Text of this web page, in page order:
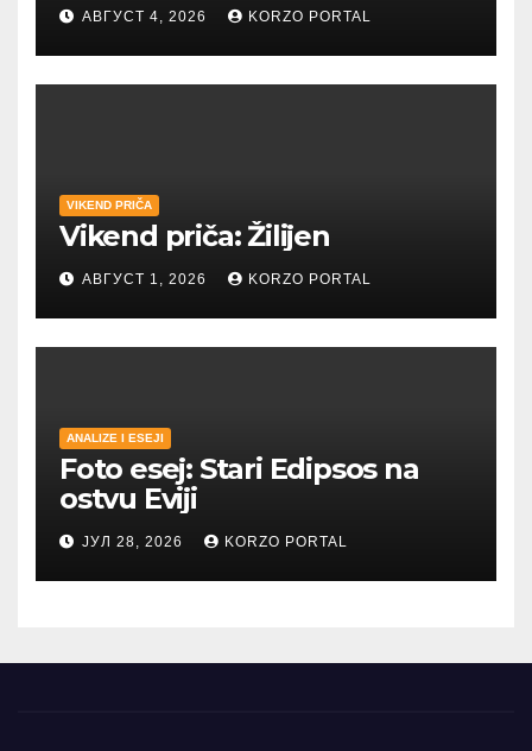
АВГУСТ 4, 2026 KORZO PORTAL
VIKEND PRIČA
Vikend priča: Žilijen
АВГУСТ 1, 2026 KORZO PORTAL
ANALIZE I ESEJI
Foto esej: Stari Edipsos na
ostvu Eviji
ЈУЛ 28, 2026 KORZO PORTAL